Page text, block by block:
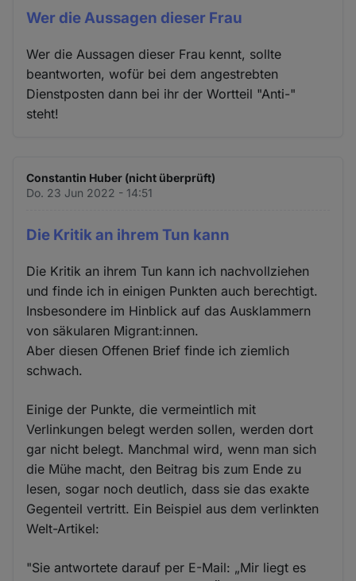
Wer die Aussagen dieser Frau
Wer die Aussagen dieser Frau kennt, sollte
beantworten, wofür bei dem angestrebten
Dienstposten dann bei ihr der Wortteil "Anti-"
steht!
Constantin Huber (nicht überprüft)
Do. 23 Jun 2022 - 14:51
Die Kritik an ihrem Tun kann
Die Kritik an ihrem Tun kann ich nachvollziehen
und finde ich in einigen Punkten auch berechtigt.
Insbesondere im Hinblick auf das Ausklammern
von säkularen Migrant:innen.
Aber diesen Offenen Brief finde ich ziemlich
schwach.
Einige der Punkte, die vermeintlich mit
Verlinkungen belegt werden sollen, werden dort
gar nicht belegt. Manchmal wird, wenn man sich
die Mühe macht, den Beitrag bis zum Ende zu
lesen, sogar noch deutlich, dass sie das exakte
Gegenteil vertritt. Ein Beispiel aus dem verlinkten
Welt-Artikel:
"Sie antwortete darauf per E-Mail: „Mir liegt es